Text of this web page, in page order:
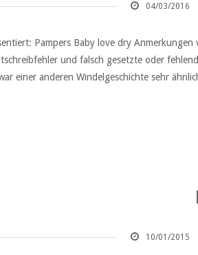
04/03/2016
Pampers Baby love dry
und falsch gesetzte oder
einer anderen Windelgeschichte sehr
10/01/2015